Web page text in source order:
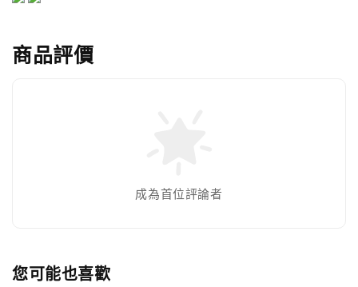
商品評價
成為首位評論者
您可能也喜歡